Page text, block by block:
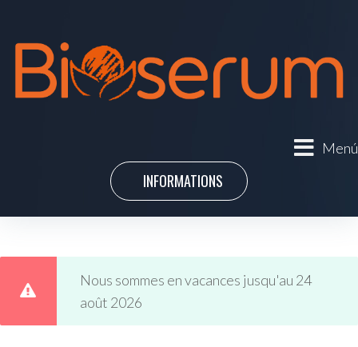
Menú
INFORMATIONS
Nous sommes en vacances jusqu'au 24
août 2026